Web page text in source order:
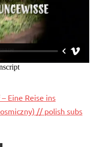
Eine Reise ins
// polish subs